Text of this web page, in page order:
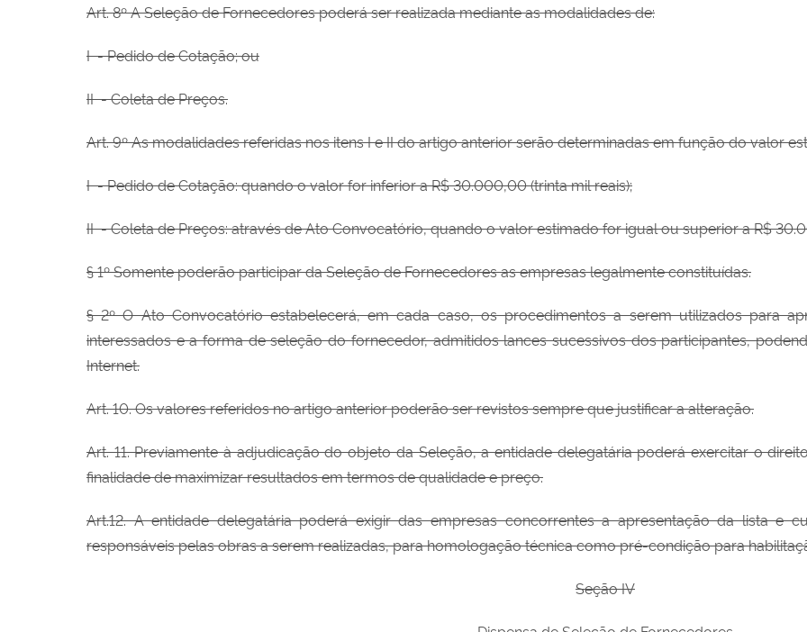
Art. 8º A Seleção de Fornecedores poderá ser realizada mediante as modalidades de:
I- Pedido de Cotação; ou
II- Coleta de Preços.
Art. 9º As modalidades referidas nos itens I e II do artigo anterior serão determinadas em função do valor
I- Pedido de Cotação: quando o valor for inferior a R$ 30.000,00 (trinta mil reais);
II- Coleta de Preços: através de Ato Convocatório, quando o valor estimado for igual ou superior a R$
§ 1º Somente poderão participar da Seleção de Fornecedores as empresas legalmente constituídas.
§ 2º O Ato Convocatório estabelecerá, em cada caso, os procedimentos a serem utilizados para
interessados e a forma de seleção dofornecedor, admitidos lances sucessivos dos participantes,
Internet.
Art. 10. Os valores referidos no artigo anterior poderão ser revistos sempre que justificar a alteração.
Art. 11. Previamente à adjudicação do objeto da Seleção, a entidade delegatária poderá exercitar o
finalidade de maximizar resultados em termos de qualidade e preço.
Art.12. A entidade delegatária poderá exigir das empresas concorrentes a apresentação da lista e
responsáveis pelas obras a serem realizadas, para homologação técnica como pré-condição para
Seção IV